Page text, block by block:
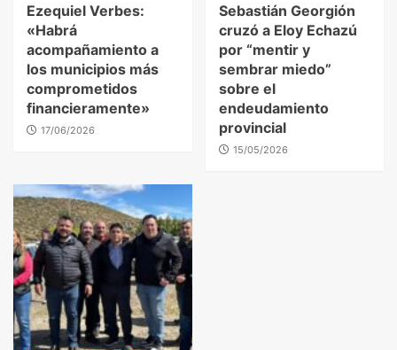
Ezequiel Verbes:
«Habrá
acompañamiento a
los municipios más
comprometidos
financieramente»
17/06/2026
Sebastián Georgión
cruzó a Eloy Echazú
por “mentir y
sembrar miedo”
sobre el
endeudamiento
provincial
15/05/2026